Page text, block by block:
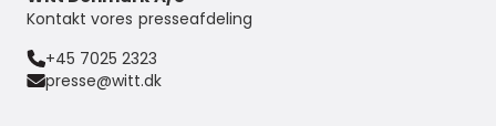
Kontakt vores presseafdeling
+45 7025 2323
presse@witt.dk